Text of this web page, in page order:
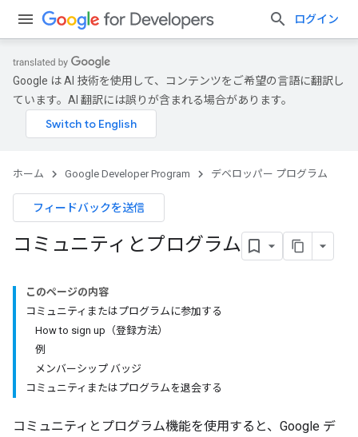
ログイン
Google は AI 技術を使用して、コンテンツをご希望の言語に翻訳し
ています。AI 翻訳には誤りが含まれる場合があります。
ホーム Google Developer Program デベロッパー プログラム
フィードバックを送信
コミュニティとプログラム
このページの内容
コミュニティまたはプログラムに参加する
How to sign up（登録方法）
例
メンバーシップ バッジ
コミュニティまたはプログラムを退会する
コミュニティとプログラム機能を使用すると、Google デ